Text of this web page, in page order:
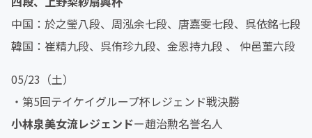
中国：於之瑩八段、周泓余七段、唐嘉雯七段、呉依銘七段
韓国：崔精九段、呉侑珍九段、金恩持九段 、 仲邑菫六段
05/23（土）
・第5回テイケイグループ杯レジェンド戦決勝
小林泉美女流レジェンドー趙治勲名誉名人